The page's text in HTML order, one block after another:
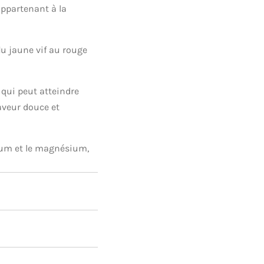
à la
jaune vif au rouge
qui peut atteindre
douce et
et le magnésium,